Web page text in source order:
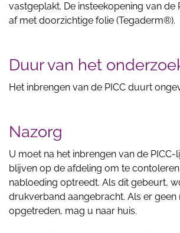
vastgeplakt. De insteekopening van de
af met doorzichtige folie (Tegaderm®).
Duur van het
Het inbrengen van de PICC duurt
Nazorg
U moet na het inbrengen van de
blijven op de afdeling om te
nabloeding optreedt. Als dit gebeurt,
drukverband aangebracht. Als er geen
opgetreden, mag u naar huis.